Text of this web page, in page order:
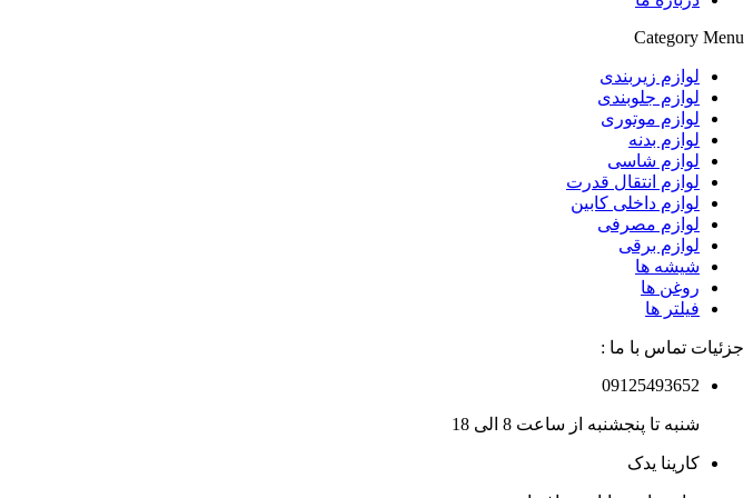
Category Menu
لوازم زیربندی
لوازم جلوبندی
لوازم موتوری
لوازم بدنه
لوازم شاسی
لوازم انتقال قدرت
لوازم داخلی کابین
لوازم مصرفی
لوازم برقی
شیشه ها
روغن ها
فیلتر ها
جزئیات تماس با ما :
09125493652
شنبه تا پنجشنبه از ساعت 8 الی 18
کارینا یدک